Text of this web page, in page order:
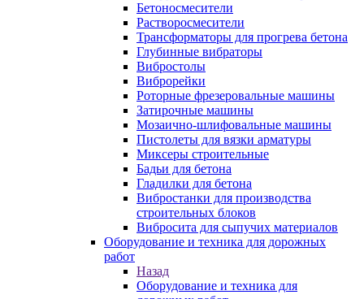
Бетоносмесители
Растворосмесители
Трансформаторы для прогрева бетона
Глубинные вибраторы
Вибростолы
Виброрейки
Роторные фрезеровальные машины
Затирочные машины
Мозаично-шлифовальные машины
Пистолеты для вязки арматуры
Миксеры строительные
Бадьи для бетона
Гладилки для бетона
Вибростанки для производства
строительных блоков
Вибросита для сыпучих материалов
Оборудование и техника для дорожных
работ
Назад
Оборудование и техника для